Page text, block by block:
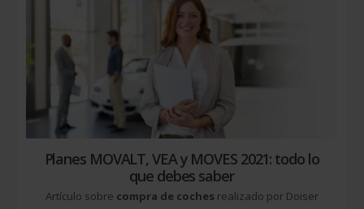
Planes MOVALT, VEA y MOVES 2021: todo lo
que debes saber
Artículo sobre compra de coches realizado por Doiser